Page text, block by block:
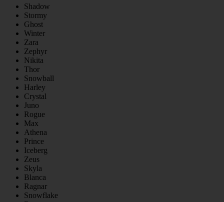
Shadow
Stormy
Ghost
Winter
Zara
Zephyr
Nikita
Thor
Snowball
Harley
Crystal
Juno
Rogue
Max
Athena
Prince
Iceberg
Zeus
Skyla
Blanca
Ragnar
Snowflake